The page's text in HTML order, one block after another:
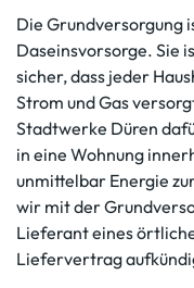
Die Grundversorgung
Daseinsvorsorge. Sie
sicher, dass jeder
Strom und Gas
Stadtwerke Düren
in eine Wohnung
unmittelbar Energie
wir mit der
Lieferant eines
Liefervertrag